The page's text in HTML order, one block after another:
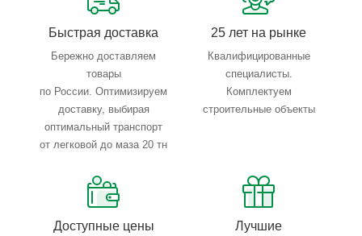
Быстрая доставка
Бережно доставляем
товары
по России. Оптимизируем
доставку, выбирая
оптимальный транспорт
от легковой до маза 20 тн
25 лет на рынке
Квалифицированные
специалисты.
Комплектуем
строительные объекты
Доступные цены Лучшие